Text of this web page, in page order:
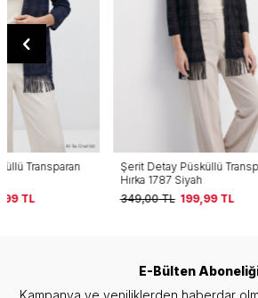
Şerit Detay Püsküllü Transparan
349,00
TL
Fakir Kol
999,00
E-Bülten
Kampanya ve yeniliklerden haberdar